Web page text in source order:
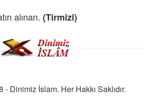
alınan. (Tirmizi)
Dinimiz İslam. Her Hakkı Saklıdır.